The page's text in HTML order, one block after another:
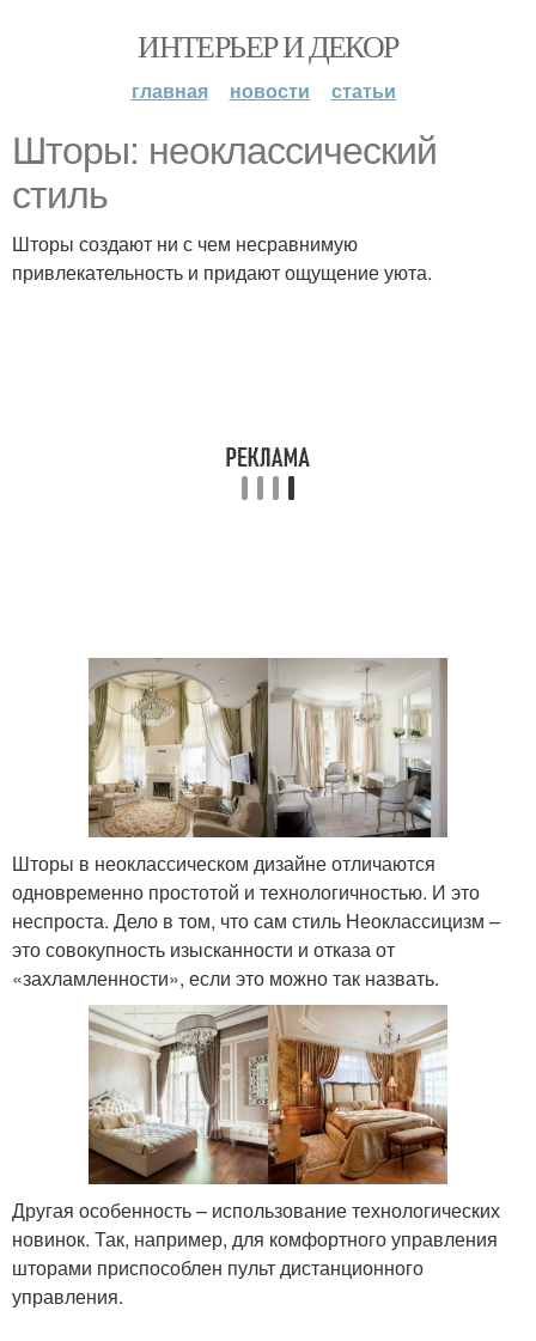
ИНТЕРЬЕР И ДЕКОР
главная новости статьи
Шторы: неоклассический
стиль
Шторы создают ни с чем несравнимую
привлекательность и придают ощущение уюта.
Шторы в неоклассическом дизайне отличаются
одновременно простотой и технологичностью. И это
неспроста. Дело в том, что сам стиль Неоклассицизм –
это совокупность изысканности и отказа от
«захламленности», если это можно так назвать.
Другая особенность – использование технологических
новинок. Так, например, для комфортного управления
шторами приспособлен пульт дистанционного
управления.